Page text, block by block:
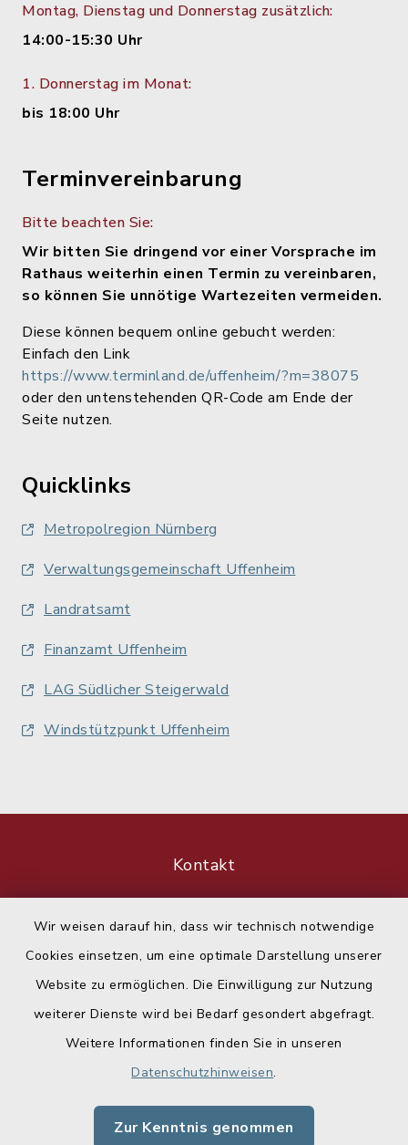
Wir weisen darauf hin, dass wir technisch notwendige
Cookies einsetzen, um eine optimale Darstellung unserer
Website zu ermöglichen. Die Einwilligung zur Nutzung
weiterer Dienste wird bei Bedarf gesondert abgefragt.
Weitere Informationen finden Sie in unseren
Datenschutzhinweisen.
Zur Kenntnis genommen
Montag, Dienstag und Donnerstag zusätzlich:
14:00-15:30 Uhr
1. Donnerstag im Monat:
bis 18:00 Uhr
Terminvereinbarung
Bitte beachten Sie:
Wir bitten Sie dringend vor einer Vorsprache im
Rathaus weiterhin einen Termin zu vereinbaren,
so können Sie unnötige Wartezeiten vermeiden.
Diese können bequem online gebucht werden:
Einfach den Link
https://www.terminland.de/uffenheim/?m=38075
oder den untenstehenden QR-Code am Ende der
Seite nutzen.
Quicklinks
Metropolregion Nürnberg
Verwaltungsgemeinschaft Uffenheim
Landratsamt
Finanzamt Uffenheim
LAG Südlicher Steigerwald
Windstützpunkt Uffenheim
Kontakt
Datenschutz
Impressum
Sitemap
Cookie-Einstellungen